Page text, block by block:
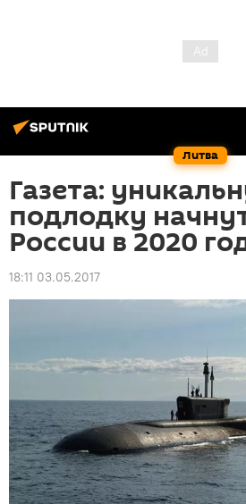
Литва
Газета:
подлодку
России в 2020
18:11 03.05.2017